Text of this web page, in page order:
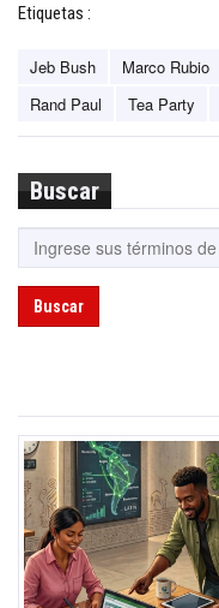
Etiquetas :
Jeb Bush Marco Rubio
Rand Paul
Tea Party
Buscar
Buscar